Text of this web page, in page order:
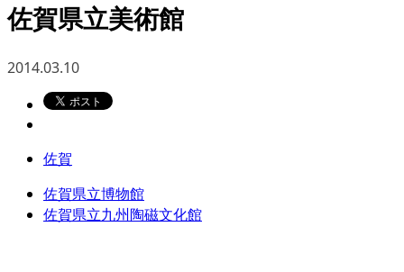
佐賀県立美術館
2014.03.10
佐賀
佐賀県立博物館
佐賀県立九州陶磁文化館